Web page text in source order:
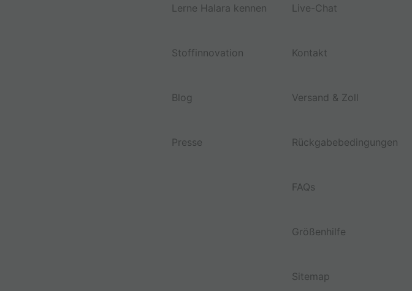
Lerne Halara kennen
Stoffinnovation
Blog
Presse
Live-Chat
Kontakt
Versand & Zoll
Rückgabebedingungen
FAQs
Größenhilfe
Sitemap